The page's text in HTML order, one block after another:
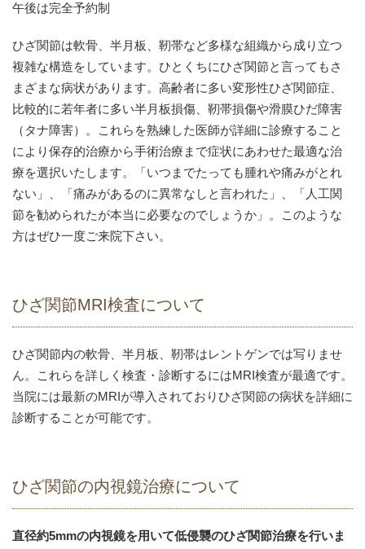
午後は完全予約制
ひざ関節は軟骨、半月板、靭帯など多様な組織から成り立つ
複雑な構造をしています。ひとくちにひざ関節と言ってもさ
まざまな病状があります。高齢者に多い変形性ひざ関節症、
比較的に若年者に多い半月板損傷、靭帯損傷や滑膜ひだ障害
（タナ障害）。これらを熟練した医師が詳細に診療すること
により保存的治療から手術治療まで症状にあわせた最適な治
療を選択いたします。「いつまでたっても腫れや痛みがとれ
ない」、「痛みがあるのに異常なしと言われた」、「人工関
節を勧められたが本当に必要なのでしょうか」。このような
方はぜひ一度ご来院下さい。
ひざ関節MRI検査について
ひざ関節内の軟骨、半月板、靭帯はレントゲンでは写りませ
ん。これらを詳しく検査・診断するにはMRI検査が最適です。
当院には最新のMRIが導入されておりひざ関節の病状を詳細に
診断することが可能です。
ひざ関節の内視鏡治療について
直径約5mmの内視鏡を用いて低侵襲のひざ関節治療を行いま